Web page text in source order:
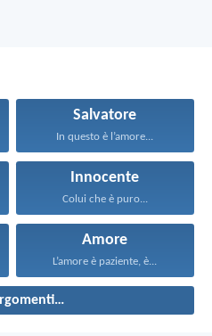
Salvatore
In questo è l’amore...
Innocente
Colui che è puro...
Amore
L’amore è paziente, è...